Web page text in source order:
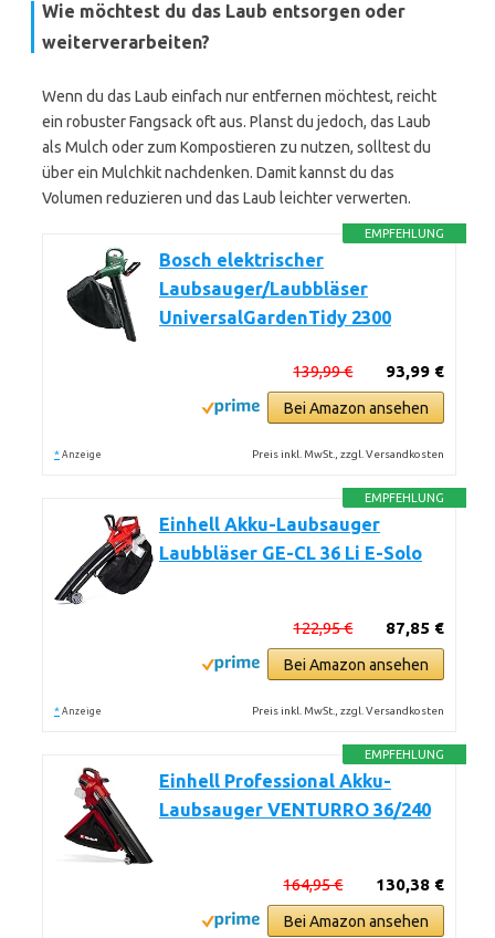
Wie möchtest du das Laub entsorgen oder
weiterverarbeiten?
Wenn du das Laub einfach nur entfernen möchtest, reicht
ein robuster Fangsack oft aus. Planst du jedoch, das Laub
als Mulch oder zum Kompostieren zu nutzen, solltest du
über ein Mulchkit nachdenken. Damit kannst du das
Volumen reduzieren und das Laub leichter verwerten.
EMPFEHLUNG
Bosch elektrischer
Laubsauger/Laubbläser
UniversalGardenTidy 2300
93,99 €
139,99 €
Bei Amazon ansehen
* Anzeige Preis inkl. MwSt., zzgl. Versandkosten
EMPFEHLUNG
Einhell Akku-Laubsauger
Laubbläser GE-CL 36 Li E-Solo
87,85 €
122,95 €
Bei Amazon ansehen
* Anzeige Preis inkl. MwSt., zzgl. Versandkosten
EMPFEHLUNG
Einhell Professional Akku-
Laubsauger VENTURRO 36/240
130,38 €
164,95 €
Bei Amazon ansehen